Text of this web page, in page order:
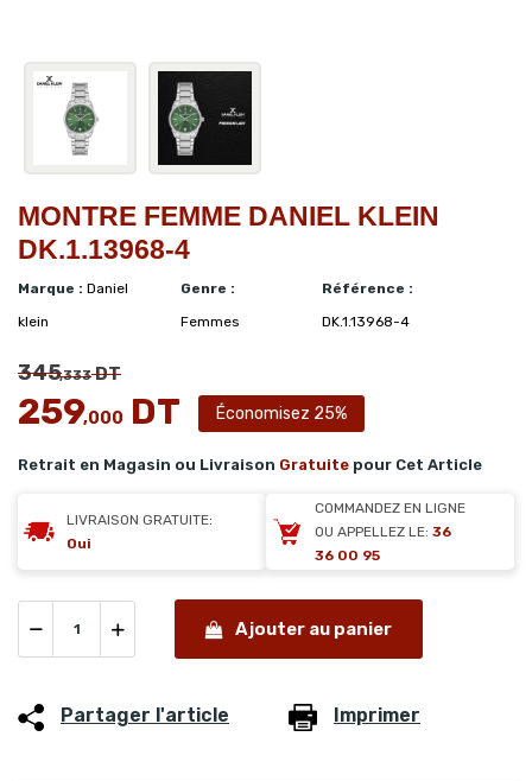
MONTRE FEMME DANIEL KLEIN
DK.1.13968-4
Marque : Daniel
klein
Genre :
Femmes
Référence :
DK.1.13968-4
345,333DT
259,000 DT Économisez 25%
Retrait en Magasin ou Livraison Gratuite pour Cet Article
LIVRAISON GRATUITE:
Oui
COMMANDEZ EN LIGNE
OU APPELLEZ LE: 36
36 00 95
Ajouter au panier
Partager l'article Imprimer